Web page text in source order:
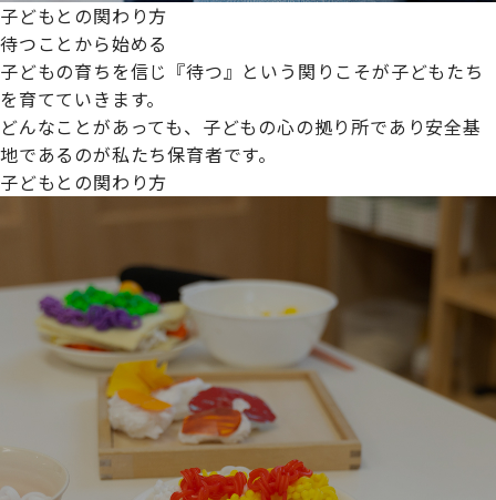
子どもとの関わり方
待つことから始める
子どもの育ちを信じ『待つ』という関りこそが子どもたち
を育てていきます。
どんなことがあっても、子どもの心の拠り所であり安全基
地であるのが私たち保育者です。
子どもとの関わり方